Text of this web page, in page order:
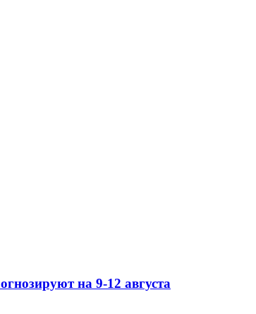
на 9-12 августа